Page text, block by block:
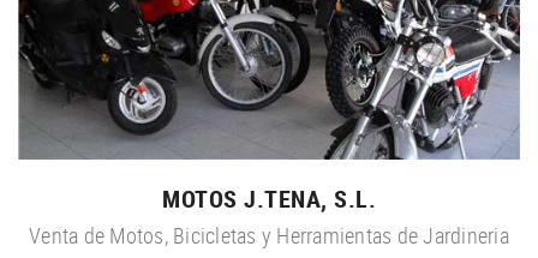
MOTOS J.TENA, S.L.
Venta de Motos, Bicicletas y Herramientas de Jardineria